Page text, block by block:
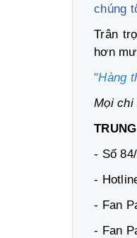
chúng
Trân
hơn
"Hàng
Mọi chi
- Số
-
- Fan
- Fan